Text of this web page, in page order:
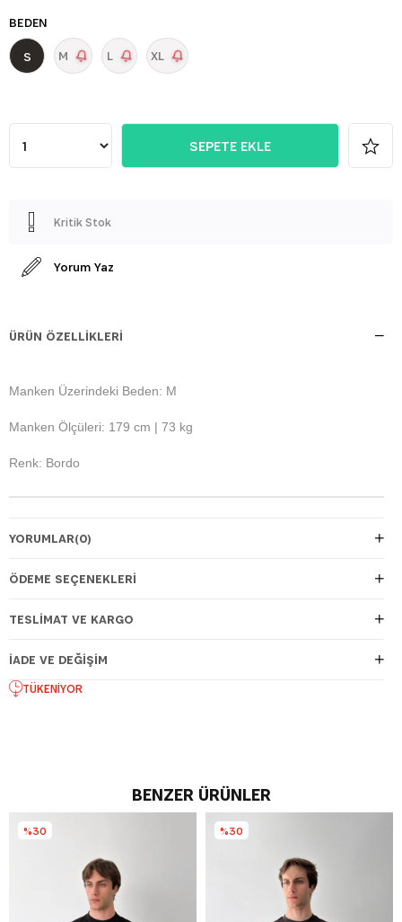
BEDEN
S M L XL
Kritik Stok
Yorum Yaz
ÜRÜN ÖZELLIKLERI
Manken Üzerindeki Beden: M
Manken Ölçüleri: 179 cm | 73 kg
Renk: Bordo
YORUMLAR(0)
ÖDEME SEÇENEKLERI
TESLIMAT VE KARGO
İADE VE DEĞIŞIM
TÜKENIYOR
BENZER ÜRÜNLER
%30 %30